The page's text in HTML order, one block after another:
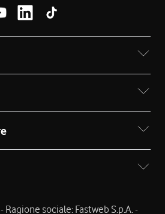
sociale: Fastweb S.p.A. -